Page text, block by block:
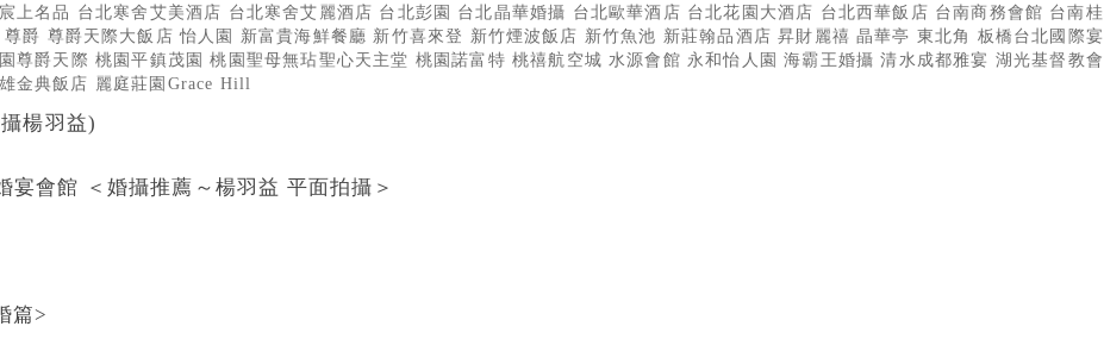
上名品 台北寒舍艾美酒店 台北寒舍艾麗酒店 台北彭園 台北晶華婚攝 台北歐華酒店 台北花園大酒店 台北西華飯店 台南商務會館 台南桂
尊爵 尊爵天際大飯店怡人園 新富貴海鮮餐廳 新竹喜來登 新竹煙波飯店 新竹魚池 新莊翰品酒店昇財麗禧晶華亭 東北角 板橋台北國際宴
尊爵天際桃園平鎮茂園桃園聖母無玷聖心天主堂 桃園諾富特 桃禧航空城水源會館 永和怡人園海霸王婚攝清水成都雅宴 湖光基督教會
金典飯店 麗庭莊園Grace Hill
楊羽益)
會館 ＜婚攝推薦～楊羽益 平面拍攝＞
篇>